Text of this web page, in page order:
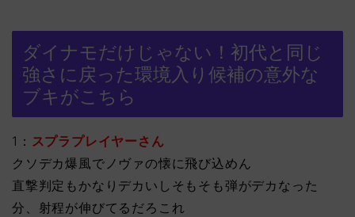
ダイナモだけじゃない！初代と同じ
強さに戻った環境入り候補の意外な
ブキがこちら
1： スプラプレイヤーさん
クソデカ爆風でノヴァの懐に飛び込めん
直撃判定もかなりデカいしそもそも弾がデカなった
分、射程が伸びてるだろこれ